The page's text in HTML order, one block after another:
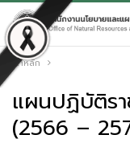
หน้าหลัก
แผนปฏิบัติร
(2566 –